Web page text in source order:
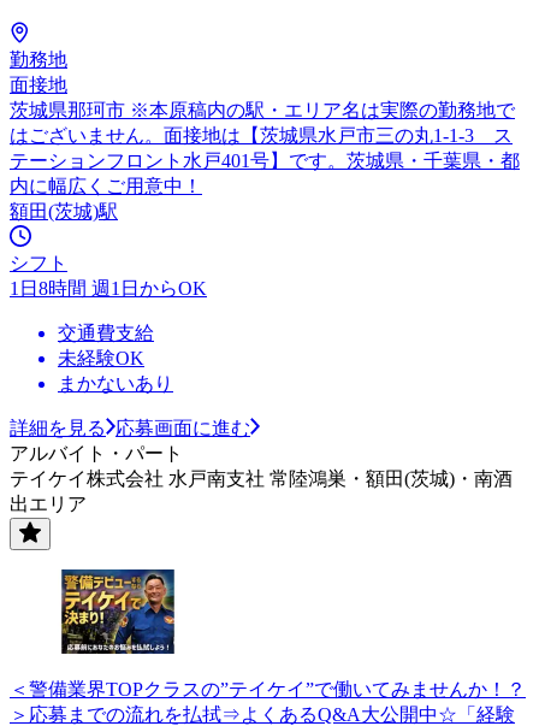
勤務地
面接地
茨城県那珂市 ※本原稿内の駅・エリア名は実際の勤務地で
はございません。面接地は【茨城県水戸市三の丸1-1-3 ス
テーションフロント水戸401号】です。茨城県・千葉県・都
内に幅広くご用意中！
額田(茨城)駅
シフト
1日8時間 週1日からOK
交通費支給
未経験OK
まかないあり
詳細を見る
応募画面に進む
アルバイト・パート
テイケイ株式会社 水戸南支社 常陸鴻巣・額田(茨城)・南酒
出エリア
＜警備業界TOPクラスの”テイケイ”で働いてみませんか！？
＞応募までの流れを払拭⇒よくあるQ&A大公開中☆「経験